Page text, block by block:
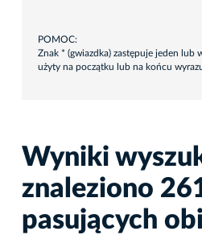
POMOC:
Znak * (gwiazdka) zastępuje jeden lub
użyty na początku lub na końcu
Wyniki
znaleziono
pasujących